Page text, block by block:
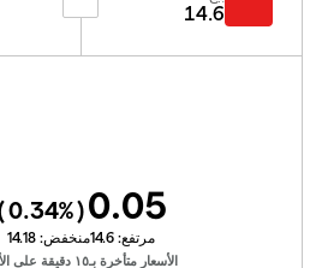
14.6
0.05
(
0.34%)
مرتفع:14.6منخفض:14.18
الأسعار متأخرة بـ١٥ دقيقة على الأقل